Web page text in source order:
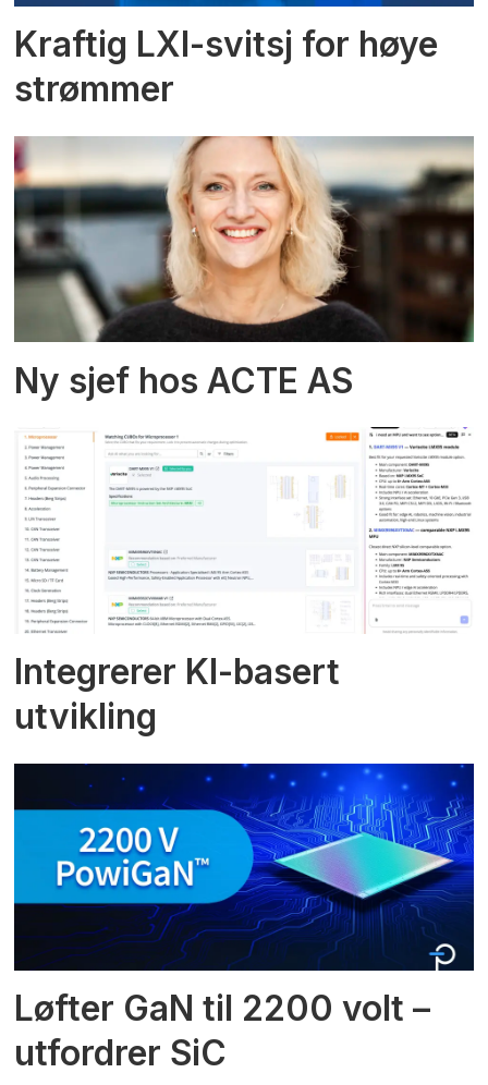
Kraftig LXI-svitsj for høye
strømmer
Ny sjef hos ACTE AS
Integrerer KI-basert
utvikling
Løfter GaN til 2200 volt –
utfordrer SiC